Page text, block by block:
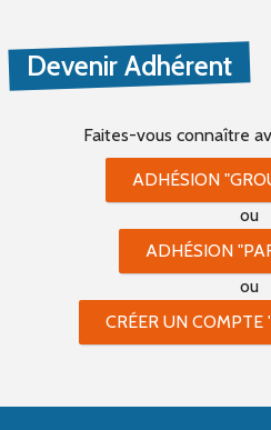
Devenir Adhérent
Faites-vous connaître
ADHÉSION
ou
ADHÉSION
ou
CRÉER UN COMPTE